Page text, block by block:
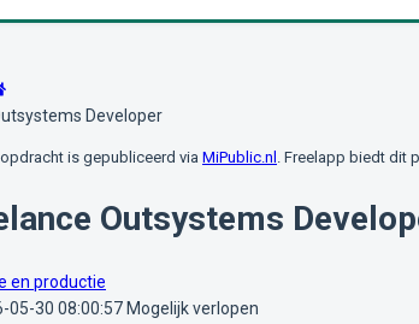
Developer
is gepubliceerd via MiPublic.nl . Freelapp biedt dit
Outsystems
en productie
05-30 08:00:57Mogelijk verlopen